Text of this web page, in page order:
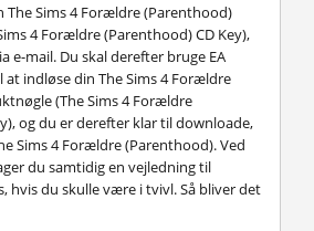
The Sims 4 Forældre (Parenthood)
4 Forældre (Parenthood) CD Key),
e-mail. Du skal derefter bruge EA
indløse din The Sims 4 Forældre
(The Sims 4 Forældre
og du er derefter klar til downloade,
Sims 4 Forældre (Parenthood). Ved
du samtidig en vejledning til
hvis du skulle være i tvivl. Så bliver det